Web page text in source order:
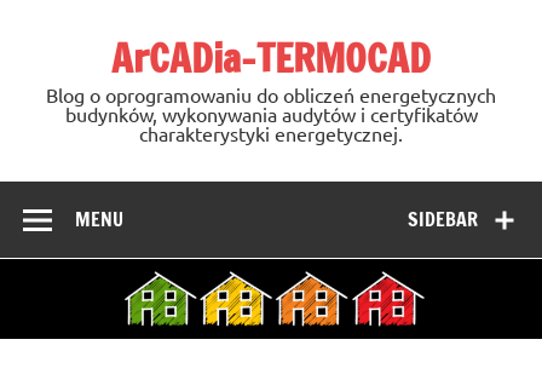
ArCADia-TERMOCAD
Blog o oprogramowaniu do obliczeń energetycznych
budynków, wykonywania audytów i certyfikatów
charakterystyki energetycznej.
SIDEBAR
MENU